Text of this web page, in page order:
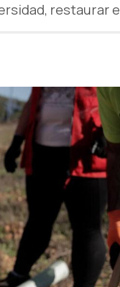
restaurar